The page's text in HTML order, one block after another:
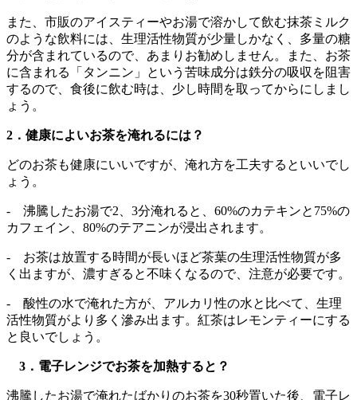
また、市販のアイスティーやお湯で溶かして飲む抹茶ミルク
のような飲料には、生理活性物質が少量しかなく、多量の糖
分が含まれているので、あまりお勧めしません。また、お茶
に含まれる「タンニン」という苦味成分は鉄分の吸収を阻害
するので、食後に飲む時は、少し時間を取ってからにしまし
ょう。
2．健康によいお茶を淹れるには？
どのお茶も健康にいいですが、淹れ方を工夫するといいでし
ょう。
- 沸騰したお湯で2、3分淹れると、60%のカテキンと75%の
カフェイン、80%のテアニンが浸出されます。
- お茶は放置する時間が長いほど茶葉の生理活性物質が多
く出ますが、濃すぎると不味くなるので、注意が必要です。
- 酸性の水で淹れた方が、アルカリ性の水と比べて、生理
活性物質がより多く滲み出ます。紅茶はレモンティーにする
と良いでしょう。
3．電子レンジでお茶を加熱すると？
沸騰したお湯で淹れたばかりのお茶を30秒置いた後、電子レ